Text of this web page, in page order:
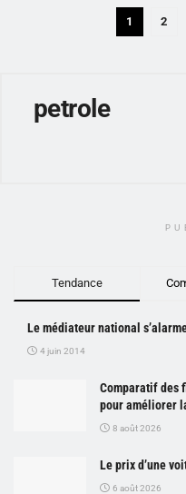
1 2
petrole
Tendance
Le médiateur national
4 juin 2014
Comparatif des
pour améliorer
8 août 2026
Le prix d’une
6 août 2026